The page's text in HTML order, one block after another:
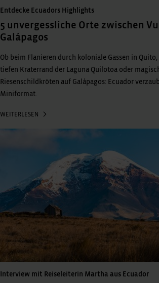
Entdecke Ecuadors Highlights
5 unvergessliche Orte zwischen
Galápagos
Ob beim Flanieren durch koloniale Gassen in
tiefen Kraterrand der Laguna Quilotoa oder
Riesenschildkröten auf Galápagos: Ecuador
Miniformat.
WEITERLESEN
Interview mit Reiseleiterin Martha aus Ecuador